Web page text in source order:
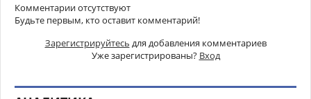
Комментарии отсутствуют
Будьте первым, кто оставит комментарий!
Зарегистрируйтесь для добавления комментариев
Уже зарегистрированы? Вход